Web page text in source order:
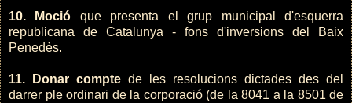
10. Moció que presenta el grup municipal d'esquerra
republicana de Catalunya - fons d'inversions del Baix
Penedès.
11. Donar compte de les resolucions dictades des del
darrer ple ordinari de la corporació (de la 8041 a la 8501 de